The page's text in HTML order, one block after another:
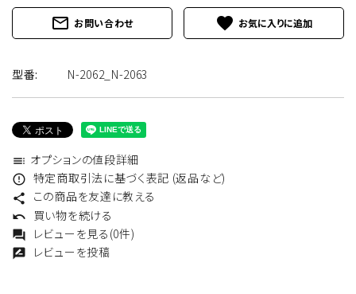
mail_outline お問い合わせ favorite
型番: N-2062_N-2063
toc オプションの値段詳細
error_outline 特定商取引法に基づく表記 (返品など)
share この商品を友達に教える
undo 買い物を続ける
forum レビューを見る(0件)
rate_review レビューを投稿